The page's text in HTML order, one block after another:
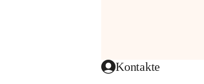
Kontakte